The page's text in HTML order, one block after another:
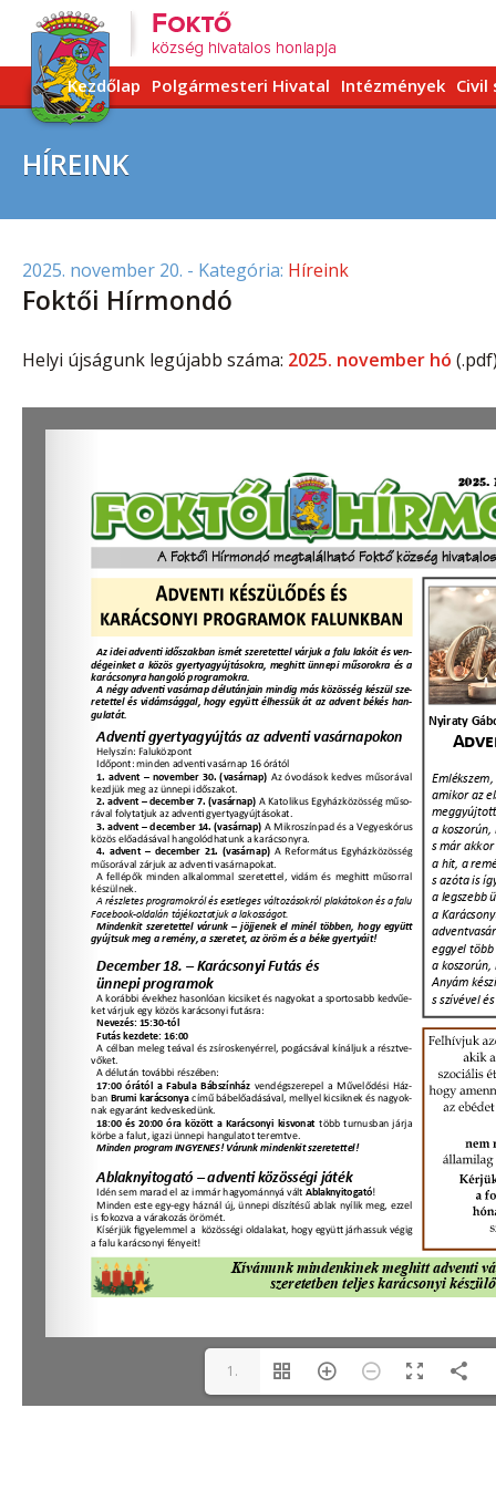
Kezdőlap Polgármesteri Hivatal Intézmények Civil
HÍREINK
2025. november 20. - Kategória: Híreink
Foktői Hírmondó
Helyi újságunk legújabb száma: 2025. november hó
1.